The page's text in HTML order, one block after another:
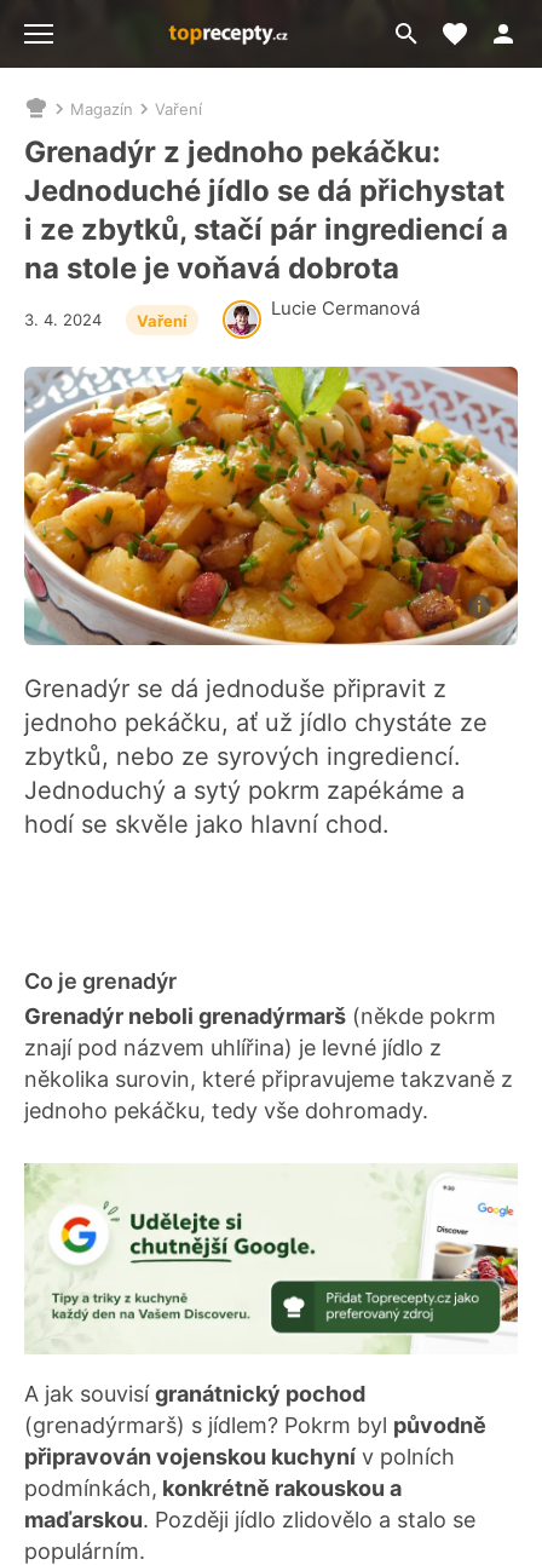
Přejít
na
Moje
Nacházíte
se
zde:
Magazín Vaření
Grenadýr z jednoho pekáčku:
Jednoduché jídlo se dá přichystat
i ze zbytků, stačí pár ingrediencí a
na stole je voňavá dobrota
Lucie Cermanová
3. 4. 2024 Vaření
Grenadýr se dá jednoduše připravit z
jednoho pekáčku, ať už jídlo chystáte ze
zbytků, nebo ze syrových ingrediencí.
Jednoduchý a sytý pokrm zapékáme a
hodí se skvěle jako hlavní chod.
Co je grenadýr
Grenadýr neboli grenadýrmarš (někde pokrm
znají pod názvem uhlířina) je levné jídlo z
několika surovin, které připravujeme takzvaně z
jednoho pekáčku, tedy vše dohromady.
A jak souvisígranátnický pochod
(grenadýrmarš) s jídlem? Pokrm byl původně
připravován vojenskou kuchyní v polních
podmínkách, konkrétně rakouskou a
maďarskou. Později jídlo zlidovělo a stalo se
populárním.